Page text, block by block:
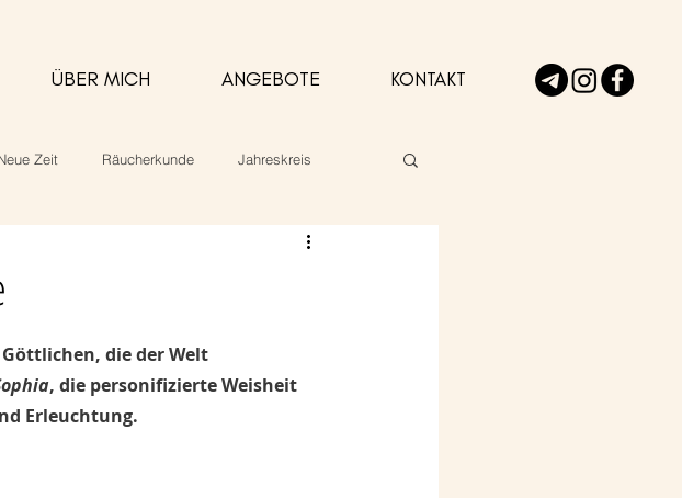
ÜBER MICH ANGEBOTE KONTAKT
Zeit Räucherkunde Jahreskreis
Göttlichen, die der Welt
, die personifizierte Weisheit
Erleuchtung.